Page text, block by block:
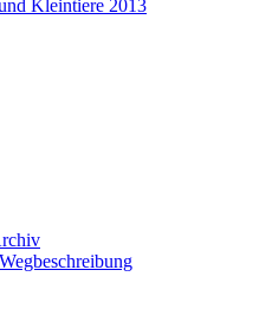
Kleintiere 2013